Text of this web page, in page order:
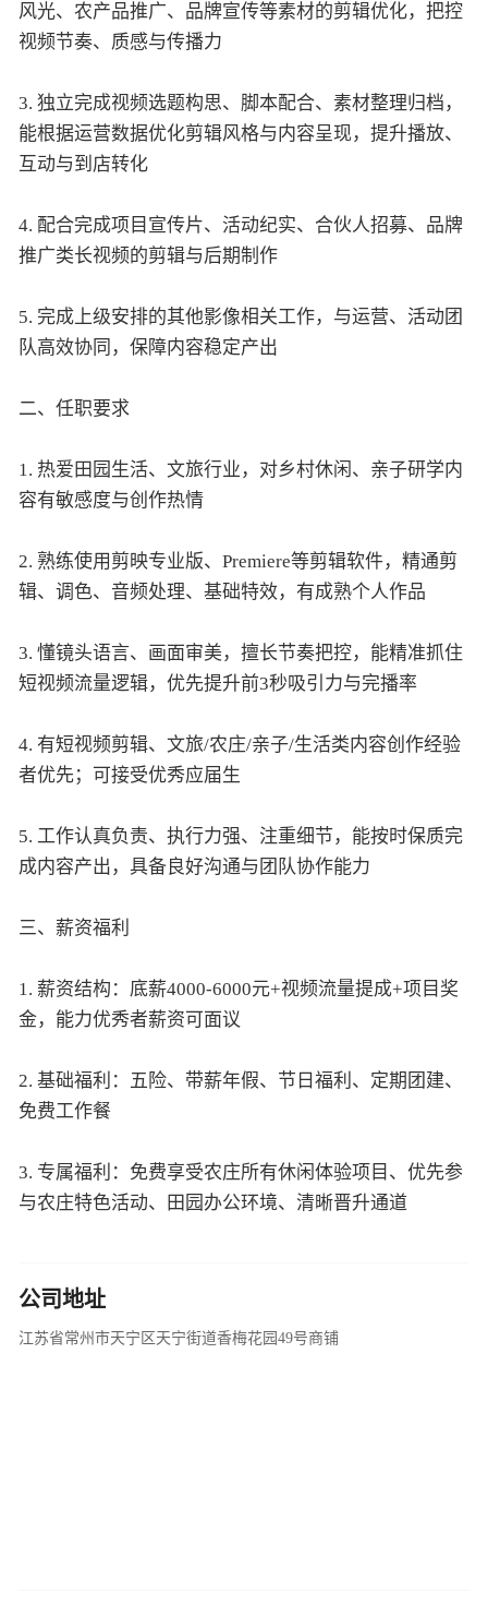
风光、农产品推广、品牌宣传等素材的剪辑优化，把控
视频节奏、质感与传播力
3. 独立完成视频选题构思、脚本配合、素材整理归档，
能根据运营数据优化剪辑风格与内容呈现，提升播放、
互动与到店转化
4. 配合完成项目宣传片、活动纪实、合伙人招募、品牌
推广类长视频的剪辑与后期制作
5. 完成上级安排的其他影像相关工作，与运营、活动团
队高效协同，保障内容稳定产出
二、任职要求
1. 热爱田园生活、文旅行业，对乡村休闲、亲子研学内
容有敏感度与创作热情
2. 熟练使用剪映专业版、Premiere等剪辑软件，精通剪
辑、调色、音频处理、基础特效，有成熟个人作品
3. 懂镜头语言、画面审美，擅长节奏把控，能精准抓住
短视频流量逻辑，优先提升前3秒吸引力与完播率
4. 有短视频剪辑、文旅/农庄/亲子/生活类内容创作经验
者优先；可接受优秀应届生
5. 工作认真负责、执行力强、注重细节，能按时保质完
成内容产出，具备良好沟通与团队协作能力
三、薪资福利
1. 薪资结构：底薪4000-6000元+视频流量提成+项目奖
金，能力优秀者薪资可面议
2. 基础福利：五险、带薪年假、节日福利、定期团建、
免费工作餐
3. 专属福利：免费享受农庄所有休闲体验项目、优先参
与农庄特色活动、田园办公环境、清晰晋升通道
公司地址
江苏省常州市天宁区天宁街道香梅花园49号商铺